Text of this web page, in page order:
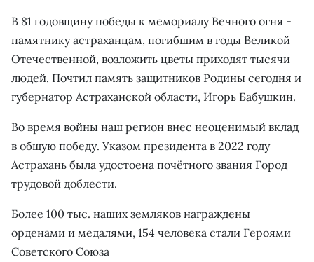
В 81 годовщину победы к мемориалу Вечного огня -
памятнику астраханцам, погибшим в годы Великой
Отечественной, возложить цветы приходят тысячи
людей. Почтил память защитников Родины сегодня и
губернатор Астраханской области, Игорь Бабушкин.
Во время войны наш регион внес неоценимый вклад
в общую победу. Указом президента в 2022 году
Астрахань была удостоена почётного звания Город
трудовой доблести.
Более 100 тыс. наших земляков награждены
орденами и медалями, 154 человека стали Героями
Советского Союза